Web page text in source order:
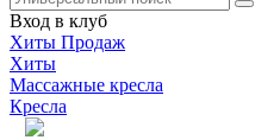
Вход в клуб
Хиты Продаж
Хиты
Массажные кресла
Кресла